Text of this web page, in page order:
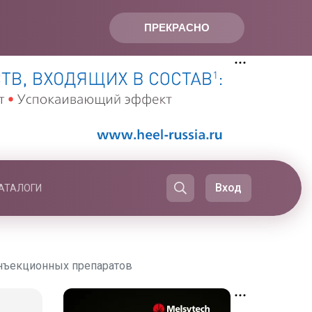
ПРЕКРАСНО
Вход
препаратов